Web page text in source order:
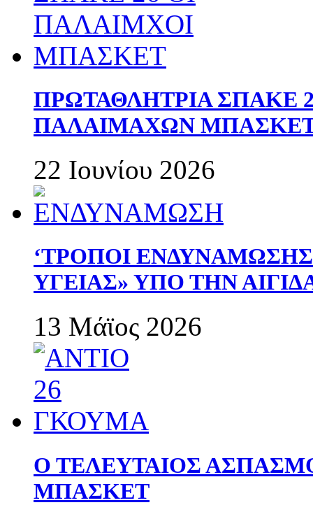
ΠΡΩΤΑΘΛΗΤΡΙΑ ΣΠΑΚΕ
ΠΑΛΑΙΜΑΧΩΝ
22 Ιουνίου 2026
‘ΤΡΟΠΟΙ
ΥΓΕΙΑΣ» ΥΠΟ ΤΗΝ
13 Μάϊος 2026
Ο ΤΕΛΕΥΤΑΙΟΣ
ΜΠΑΣΚΕΤ